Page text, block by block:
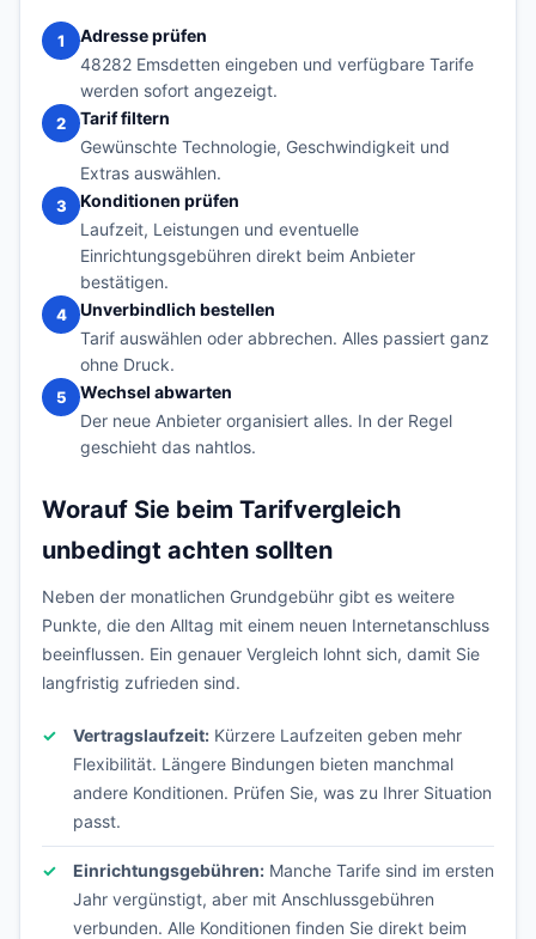
1
Adresse prüfen
48282 Emsdetten eingeben und verfügbare Tarife
werden sofort angezeigt.
2
Tarif filtern
Gewünschte Technologie, Geschwindigkeit und
Extras auswählen.
3
Konditionen prüfen
Laufzeit, Leistungen und eventuelle
Einrichtungsgebühren direkt beim Anbieter
bestätigen.
4
Unverbindlich bestellen
Tarif auswählen oder abbrechen. Alles passiert ganz
ohne Druck.
5
Wechsel abwarten
Der neue Anbieter organisiert alles. In der Regel
geschieht das nahtlos.
Worauf Sie beim Tarifvergleich
unbedingt achten sollten
Neben der monatlichen Grundgebühr gibt es weitere
Punkte, die den Alltag mit einem neuen Internetanschluss
beeinflussen. Ein genauer Vergleich lohnt sich, damit Sie
langfristig zufrieden sind.
Vertragslaufzeit: Kürzere Laufzeiten geben mehr
Flexibilität. Längere Bindungen bieten manchmal
andere Konditionen. Prüfen Sie, was zu Ihrer Situation
passt.
Einrichtungsgebühren: Manche Tarife sind im ersten
Jahr vergünstigt, aber mit Anschlussgebühren
verbunden. Alle Konditionen finden Sie direkt beim